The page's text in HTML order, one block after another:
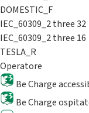
DOMESTIC_F
IEC_60309_2 three 32
IEC_60309_2 three 16
TESLA_R
Operatore
Be Charge
Be Charge